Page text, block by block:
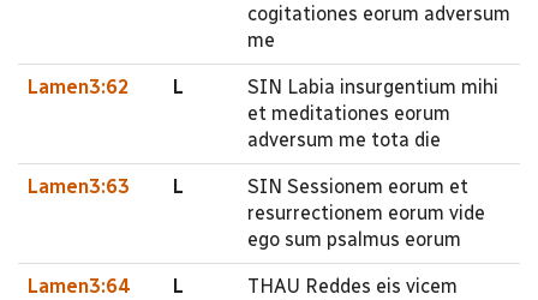
cogitationes eorum adversum
me
Lamen3:62 L
SIN Labia insurgentium mihi
et meditationes eorum
adversum me tota die
Lamen3:63 L
SIN Sessionem eorum et
resurrectionem eorum vide
ego sum psalmus eorum
Lamen3:64 L
THAU Reddes eis vicem